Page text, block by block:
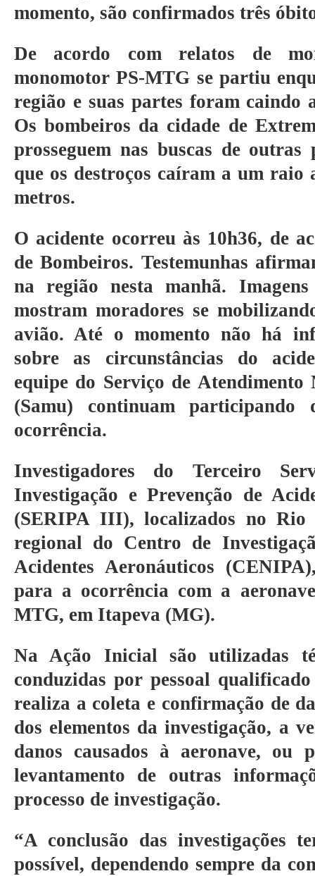
momento, são confirmados três
De acordo com relatos de
monomotor PS-MTG se partiu
região e suas partes foram caindo
Os bombeiros da cidade de
prosseguem nas buscas de outras
que os destroços caíram a um raio
metros.
O acidente ocorreu às 10h36, de
de Bombeiros. Testemunhas
na região nesta manhã.
mostram moradores se
avião. Até o momento não há
sobre as circunstâncias do
equipe do Serviço de Atendimento
(Samu) continuam participando
ocorrência.
Investigadores do Terceiro
Investigação e Prevenção de
(SERIPA III), localizados no Rio
regional do Centro de
Acidentes Aeronáuticos
para a ocorrência com a
MTG, em Itapeva (MG).
Na Ação Inicial são utilizadas
conduzidas por pessoal
realiza a coleta e confirmação de
dos elementos da investigação, a
danos causados à aeronave, ou
levantamento de outras
processo de investigação.
“A conclusão das investigações
possível, dependendo sempre da